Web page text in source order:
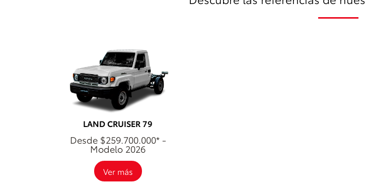
LAND CRUISER 79
Desde $259.700.000* -
Modelo 2026
Ver más